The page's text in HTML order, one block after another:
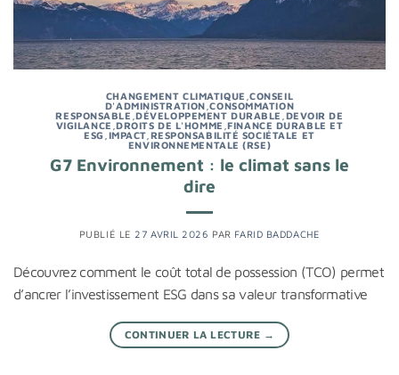
CHANGEMENT CLIMATIQUE ,CONSEIL
D'ADMINISTRATION ,CONSOMMATION
RESPONSABLE ,DÉVELOPPEMENT DURABLE DEVOIR DE
VIGILANCE ,DROITS DE L'HOMME ,FINANCE DURABLE ET
ESG IMPACT, RESPONSABILITÉ SOCIÉTALE ET
ENVIRONNEMENTALE (RSE)
G7 Environnement : le climat sans le
dire
PUBLIÉ LE 27 AVRIL 2026 PAR FARID BADDACHE
Découvrez comment le coût total de possession (TCO) permet
d’ancrer l’investissement ESG dans sa valeur transformative
CONTINUER LA LECTURE →